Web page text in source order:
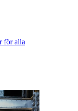
för alla